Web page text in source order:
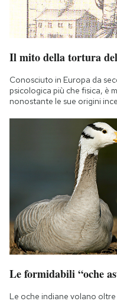
Il mito della tortura
Conosciuto in Europa da
psicologica più che fisica, è
nonostante le sue origini
Le formidabili “oche
Le oche indiane volano